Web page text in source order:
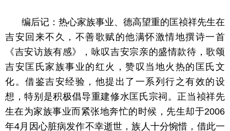
编后记：热心家族事业、德高望重的匡祯祥先生在
吉安回来不久，不善歌赋的他满怀激情地撰诗一首
《吉安访族有感》，咏叹吉安宗亲的盛情款待，歌颂
吉安匡氏家族事业的红火，赞叹当地火热的匡氏文
化。借鉴吉安经验，他提出了一系列行之有效的设
想，特别是积极倡导重建修水匡氏宗祠。正当祯祥先
生在为家族事业而紧张地奔忙的时候，先生却于2006
年4月因心脏病发作不幸逝世，族人十分惋惜，借此一